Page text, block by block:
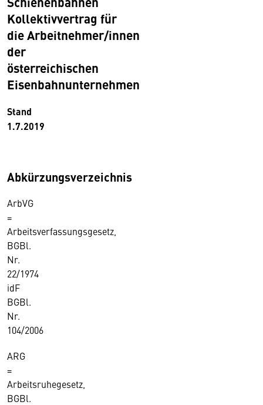
Kollektivvertrag für
die Arbeitnehmer/innen
der
österreichischen
Eisenbahnunternehmen
Stand
1.7.2019
Abkürzungsverzeichnis
ArbVG
=
Arbeitsverfassungsgesetz,
BGBl.
Nr.
22/1974
idF
BGBl.
Nr.
104/2006
ARG
=
Arbeitsruhegesetz,
BGBl.